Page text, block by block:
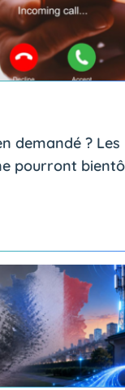
demandé ? Les
pourront